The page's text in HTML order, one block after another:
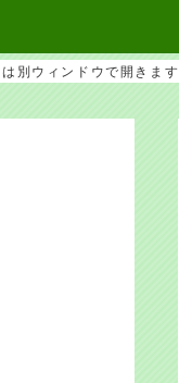
別ウィンドウで開きます